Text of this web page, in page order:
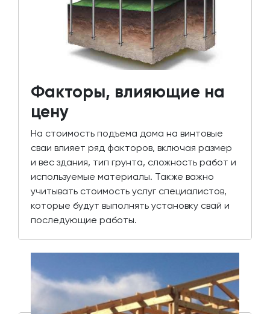
Факторы, влияющие на
цену
На стоимость подъема дома на винтовые
сваи влияет ряд факторов, включая размер
и вес здания, тип грунта, сложность работ и
используемые материалы. Также важно
учитывать стоимость услуг специалистов,
которые будут выполнять установку свай и
последующие работы.